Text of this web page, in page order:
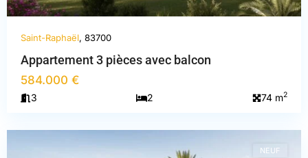
Saint-Raphaël, 83700
Appartement 3 pièces avec balcon
584.000 €
3 2 74 m2
Var,
Saint-
NEUF